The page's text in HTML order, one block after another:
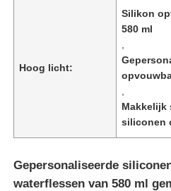
Hoog licht:
Silikon
580 ml
Makkelijk
siliconen
Gepersonaliseerde
waterflessen van 580 ml